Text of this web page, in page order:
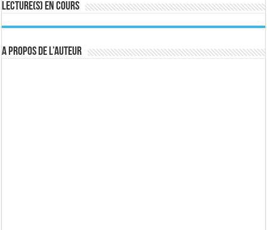
Lecture(s) en cours
A propos de l’auteur